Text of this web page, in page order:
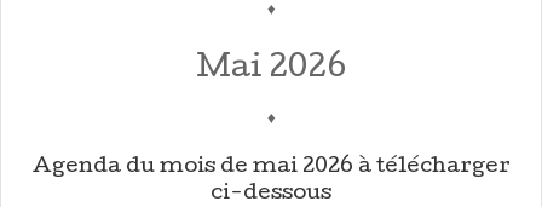
♦
Mai 2026
♦
Agenda du mois de mai 2026 à télécharger
ci-dessous